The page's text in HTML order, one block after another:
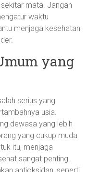
mata. Jangan
waktu
menjaga kesehatan
yang
serius yang
usia.
dewasa yang lebih
yang cukup muda
itu, menjaga
sangat penting.